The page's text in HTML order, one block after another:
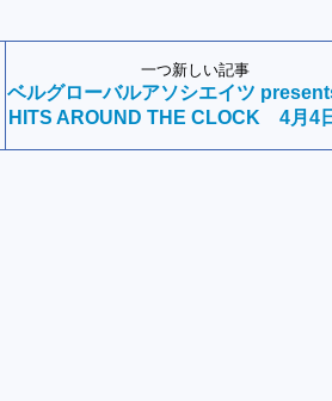
一つ新しい記事
ベルグローバルアソシエイツ
HITS AROUND THE CLOCK 4月4